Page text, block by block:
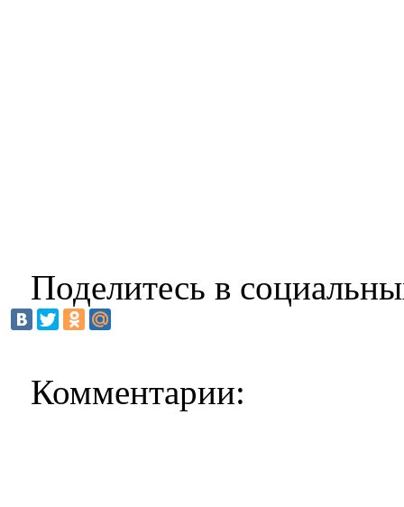
Поделитесь в
Комментарии: